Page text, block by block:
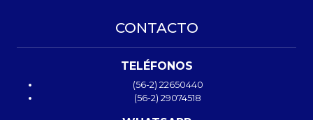
CONTACTO
TELÉFONOS
(56-2) 22650440
(56-2) 29074518